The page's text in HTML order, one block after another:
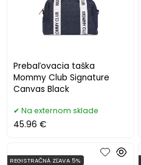
Prebaľovacia taška
Mommy Club Signature
Canvas Black
Na externom sklade
45.96 €
REGISTRAČNÁ ZĽAVA 5%